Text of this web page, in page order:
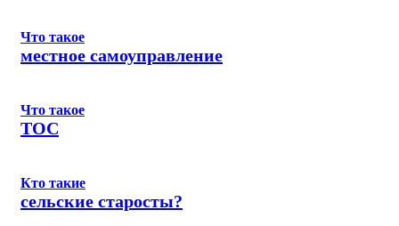
Что такое
местное самоуправление
Что такое
ТОС
Кто такие
сельские старосты?